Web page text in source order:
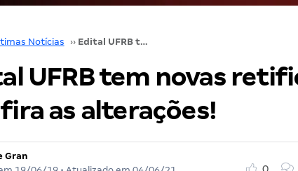
Notícias ›› Edital UFRB tem novas retificações! Confira as alterações!
UFRB tem novas
as alterações!
Gran